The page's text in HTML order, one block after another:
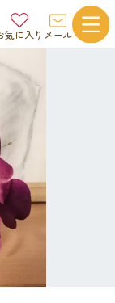
気に入り メール